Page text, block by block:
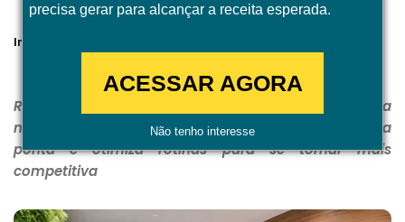
precisa gerar para alcançar a receita esperada.
ACESSAR AGORA
Não tenho interesse
Incandescente
Referência em embalagens sustentáveis, empresa
moderniza sua gestão, integra processos de ponta a
ponta e otimiza rotinas para se tornar mais
competitiva